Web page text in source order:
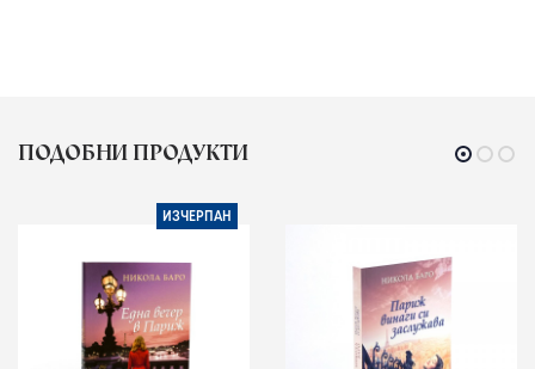
ПОДОБНИ ПРОДУКТИ
ИЗЧЕРПАН